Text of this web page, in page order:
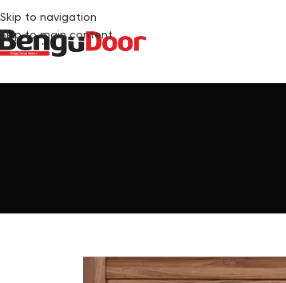
Skip to navigation
Skip to main content